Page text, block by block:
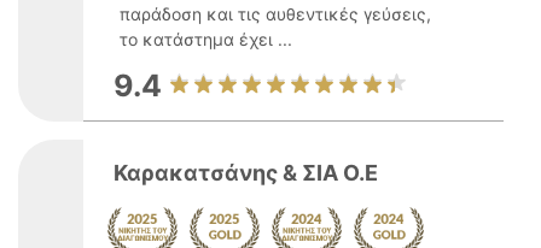
παράδοση και τις αυθεντικές γεύσεις,
το κατάστημα έχει ...
9.4
Καρακατσάνης & ΣΙΑ Ο.Ε